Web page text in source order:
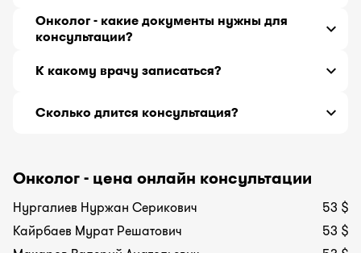
Врач онколог с самым большим стажем работы
26 лет, принимающий онлайн -
Онколог - какие документы нужны для
консультации?
болезни с предварительным диагнозом,
сведения о сопутствующих заболеваниях,
перечень принимаемых лекарств.
К какому врачу записаться?
помочь, обратитесь к терапевту.
Сколько длится консультация?
Онколог - цена онлайн консультации
Нургалиев Нуржан Серикович
53 $
Кайрбаев Мурат Решатович
53 $